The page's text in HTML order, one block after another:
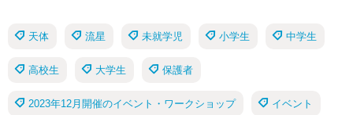
天体 流星 未就学児 小学生 中学生
高校生 大学生 保護者
2023年12月開催のイベント・ワークショップ イベント